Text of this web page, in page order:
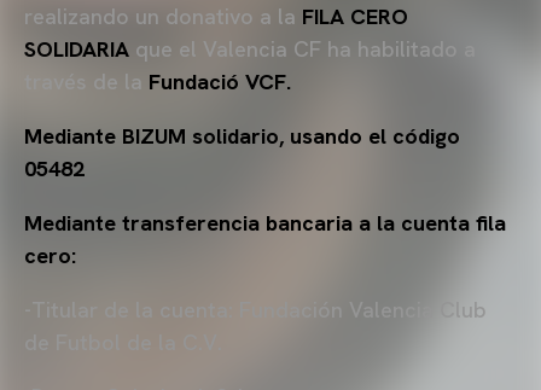
realizando un donativo a la FILA CERO
SOLIDARIA que el Valencia CF ha habilitado a
través de la Fundació VCF.
Mediante BIZUM solidario, usando el código
05482
Mediante transferencia bancaria a la cuenta fila
cero:
-Titular de la cuenta: Fundación Valencia Club